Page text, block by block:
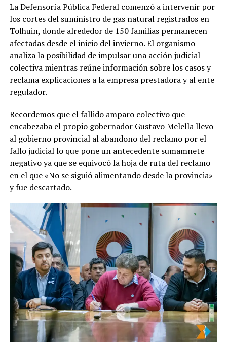
La Defensoría Pública Federal comenzó a intervenir por
los cortes del suministro de gas natural registrados en
Tolhuin, donde alrededor de 150 familias permanecen
afectadas desde el inicio del invierno. El organismo
analiza la posibilidad de impulsar una acción judicial
colectiva mientras reúne información sobre los casos y
reclama explicaciones a la empresa prestadora y al ente
regulador.
Recordemos que el fallido amparo colectivo que
encabezaba el propio gobernador Gustavo Melella llevo
al gobierno provincial al abandono del reclamo por el
fallo judicial lo que pone un antecedente sumamnete
negativo ya que se equivocó la hoja de ruta del reclamo
en el que «No se siguió alimentando desde la provincia»
y fue descartado.